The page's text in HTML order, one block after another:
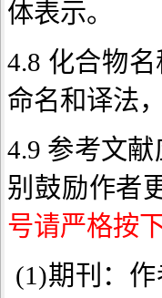
体表示。
4.8 化合物
命名和译法
4.9 参考文
别鼓励作者
号请严格按
(1)期刊：